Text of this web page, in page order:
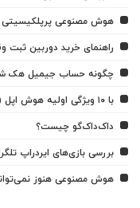
هوش مصنوعی پرپلکیسیتی
راهنمای خرید دوربین ثبت
چگونه حساب جیمیل هک شده
با ۱۰ ویژگی اولیه هوش اپل (Apple Intelligence) آشنا شوید
داک‌داک‌گو چیست؟
بررسی بازی‌های ایردراپ
هوش مصنوعی هنوز